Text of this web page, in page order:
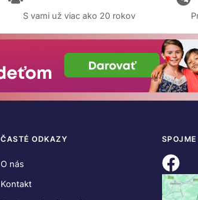
S vami už viac ako 20 rokov
ČASTÉ ODKAZY
O nás
Kontakt